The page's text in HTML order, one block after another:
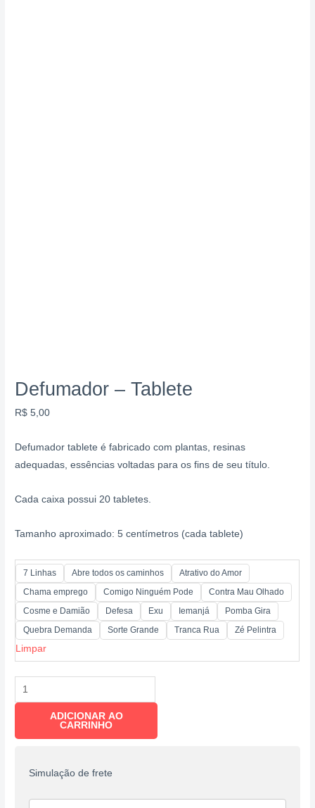
Defumador – Tablete
R$ 5,00
Defumador tablete é fabricado com plantas, resinas
adequadas, essências voltadas para os fins de seu título.
Cada caixa possui 20 tabletes.
Tamanho aproximado: 5 centímetros (cada tablete)
7 Linhas Abre todos os caminhos
Atrativo do Amor
Chama emprego
Comigo Ninguém Pode
Contra Mau Olhado
Cosme e Damião
Defesa Exu Iemanjá
Pomba Gira
Quebra Demanda
Sorte Grande Tranca Rua Zé Pelintra
Limpar
ADICIONAR AO
CARRINHO
Simulação de frete